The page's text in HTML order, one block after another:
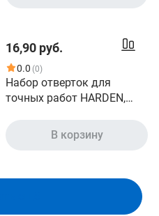
16,90 руб.
0.0 (0)
Набор отверток для
точных работ HARDEN,
В корзину